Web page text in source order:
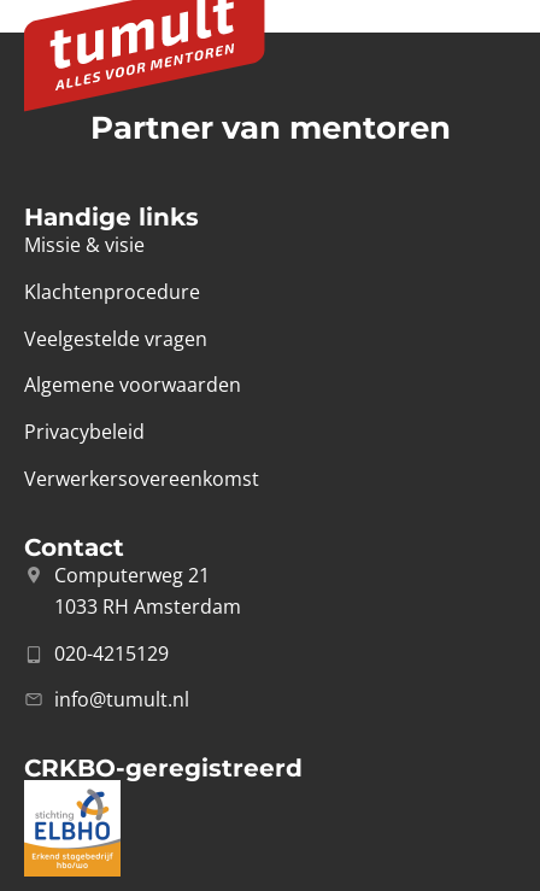
Partner van mentoren
Handige links
Missie & visie
Klachtenprocedure
Veelgestelde vragen
Algemene voorwaarden
Privacybeleid
Verwerkersovereenkomst
Contact
Computerweg 21
1033 RH Amsterdam
020-4215129
info@tumult.nl
CRKBO-geregistreerd